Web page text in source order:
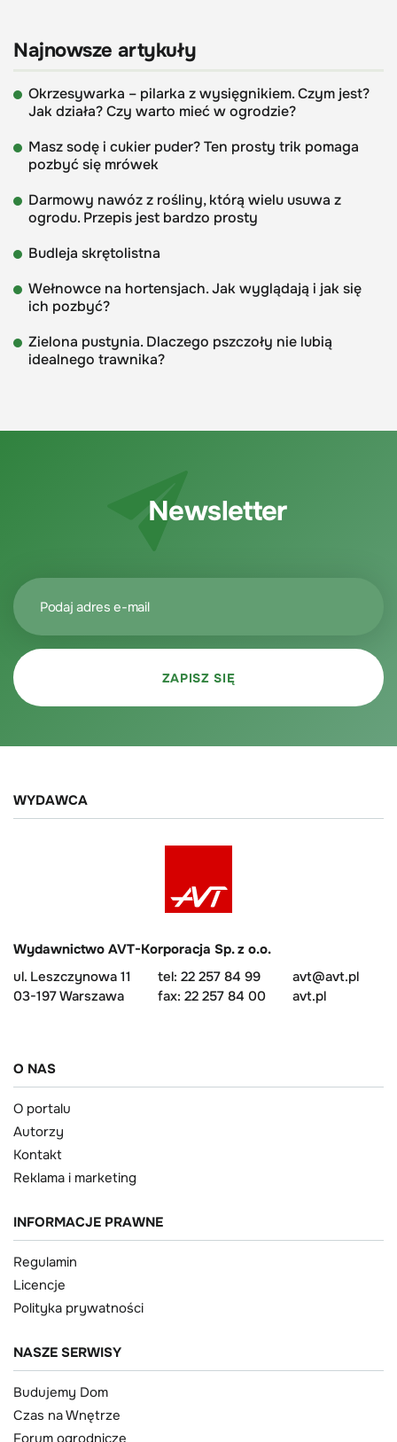
Najnowsze artykuły
Okrzesywarka – pilarka z wysięgnikiem. Czym jest?
Jak działa? Czy warto mieć w ogrodzie?
Masz sodę i cukier puder? Ten prosty trik pomaga
pozbyć się mrówek
Darmowy nawóz z rośliny, którą wielu usuwa z
ogrodu. Przepis jest bardzo prosty
Budleja skrętolistna
Wełnowce na hortensjach. Jak wyglądają i jak się
ich pozbyć?
Zielona pustynia. Dlaczego pszczoły nie lubią
idealnego trawnika?
Newsletter
WYDAWCA
Wydawnictwo AVT-Korporacja Sp. z o.o.
ul. Leszczynowa 11
03-197 Warszawa
tel: 22 257 84 99
fax: 22 257 84 00
avt@avt.pl
avt.pl
O NAS
O portalu
Autorzy
Kontakt
Reklama i marketing
INFORMACJE PRAWNE
Regulamin
Licencje
Polityka prywatności
NASZE SERWISY
Budujemy Dom
Czas na Wnętrze